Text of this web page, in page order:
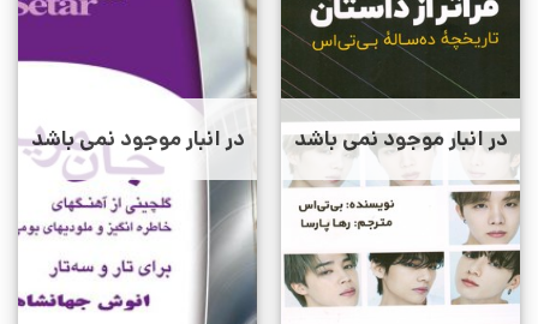
در انبار موجود نمی باشد در انبار موجود نمی باشد